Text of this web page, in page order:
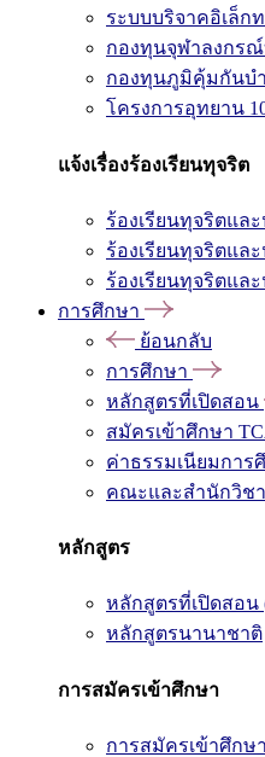
ระบบบริจาคอิเล็ก
กองทุนจุฬาลงกร
กองทุนภูมิคุ้มกันบำ
โครงการอุทยาน
แจ้งเรื่องร้องเรียนทุจริต
ร้องเรียนทุจริตแล
ร้องเรียนทุจริตแล
ร้องเรียนทุจริตแล
การศึกษา
ย้อนกลับ
การศึกษา
หลักสูตรที่เปิดสอน
สมัครเข้าศึกษา
ค่าธรรมเนียมการ
คณะและสำนักวิชา
หลักสูตร
หลักสูตรที่เปิดสอน
หลักสูตรนานาชาติ
การสมัครเข้าศึกษา
การสมัครเข้าศึก